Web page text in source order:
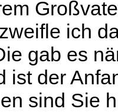
ich
gab es
ist der
sind Sie